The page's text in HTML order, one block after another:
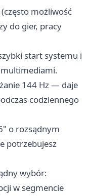
możliwość
do gier, pracy
start systemu i
144 Hz — daje
codziennego
o rozsądnym
potrzebujesz
wybór:
w segmencie